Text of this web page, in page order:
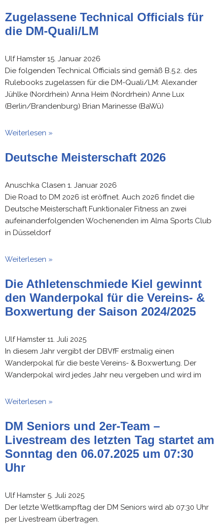
Zugelassene Technical Officials für
die DM-Quali/LM
Ulf Hamster 15. Januar 2026
Die folgenden Technical Officials sind gemäß B.5.2. des
Rulebooks zugelassen für die DM-Quali/LM: Alexander
Jühlke (Nordrhein) Anna Heim (Nordrhein) Anne Lux
(Berlin/Brandenburg) Brian Marinesse (BaWü)
Weiterlesen »
Deutsche Meisterschaft 2026
Anuschka Clasen 1. Januar 2026
Die Road to DM 2026 ist eröffnet. Auch 2026 findet die
Deutsche Meisterschaft Funktionaler Fitness an zwei
aufeinanderfolgenden Wochenenden im Alma Sports Club
in Düsseldorf
Weiterlesen »
Die Athletenschmiede Kiel gewinnt
den Wanderpokal für die Vereins- &
Boxwertung der Saison 2024/2025
Ulf Hamster 11. Juli 2025
In diesem Jahr vergibt der DBVfF erstmalig einen
Wanderpokal für die beste Vereins- & Boxwertung. Der
Wanderpokal wird jedes Jahr neu vergeben und wird im
Weiterlesen »
DM Seniors und 2er-Team –
Livestream des letzten Tag startet am
Sonntag den 06.07.2025 um 07:30
Uhr
Ulf Hamster 5. Juli 2025
Der letzte Wettkampftag der DM Seniors wird ab 07:30 Uhr
per Livestream übertragen.